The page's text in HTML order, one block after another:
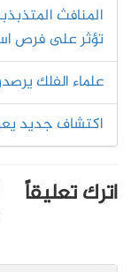
المنافث
تؤثر على فرص
علماء الفلك
اكتشاف جديد
اترك تعليقاً